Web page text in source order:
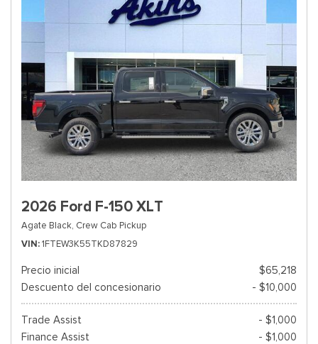
2026 Ford F-150 XLT
Agate Black, Crew Cab Pickup
VIN 1FTEW3K55TKD87829
Precio inicial
$65,218
Descuento del concesionario
- $10,000
Trade Assist
- $1,000
Finance Assist
- $1,000